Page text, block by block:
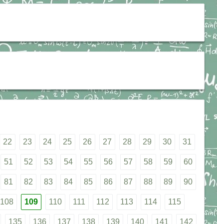
22 23 24 25 26 27 28 29 30 31
51 52 53 54 55 56 57 58 59 60
81 82 83 84 85 86 87 88 89 90
108 109 110 111 112 113 114 115
135 136 137 138 139 140 141 142